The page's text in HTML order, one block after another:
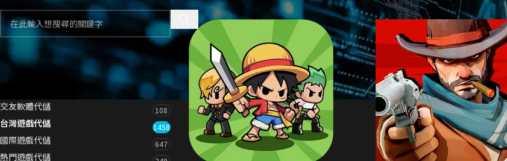
商品分類
交友軟體代儲 108
台灣遊戲代儲 1458
國際遊戲代儲 647
熱門遊戲代儲